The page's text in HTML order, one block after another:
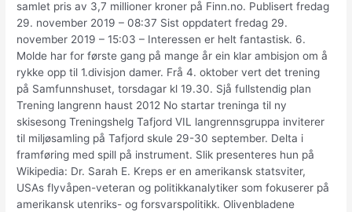
samlet pris av 3,7 millioner kroner på Finn.no. Publisert fredag
29. november 2019 – 08:37 Sist oppdatert fredag 29.
november 2019 – 15:03 – Interessen er helt fantastisk. 6.
Molde har for første gang på mange år ein klar ambisjon om å
rykke opp til 1.divisjon damer. Frå 4. oktober vert det trening
på Samfunnshuset, torsdagar kl 19.30. Sjå fullstendig plan
Trening langrenn haust 2012 No startar treninga til ny
skisesong Treningshelg Tafjord VIL langrennsgruppa inviterer
til miljøsamling på Tafjord skule 29-30 september. Delta i
framføring med spill på instrument. Slik presenteres hun på
Wikipedia: Dr. Sarah E. Kreps er en amerikansk statsviter,
USAs flyvåpen-veteran og politikkanalytiker som fokuserer på
amerikansk utenriks- og forsvarspolitikk. Olivenbladene